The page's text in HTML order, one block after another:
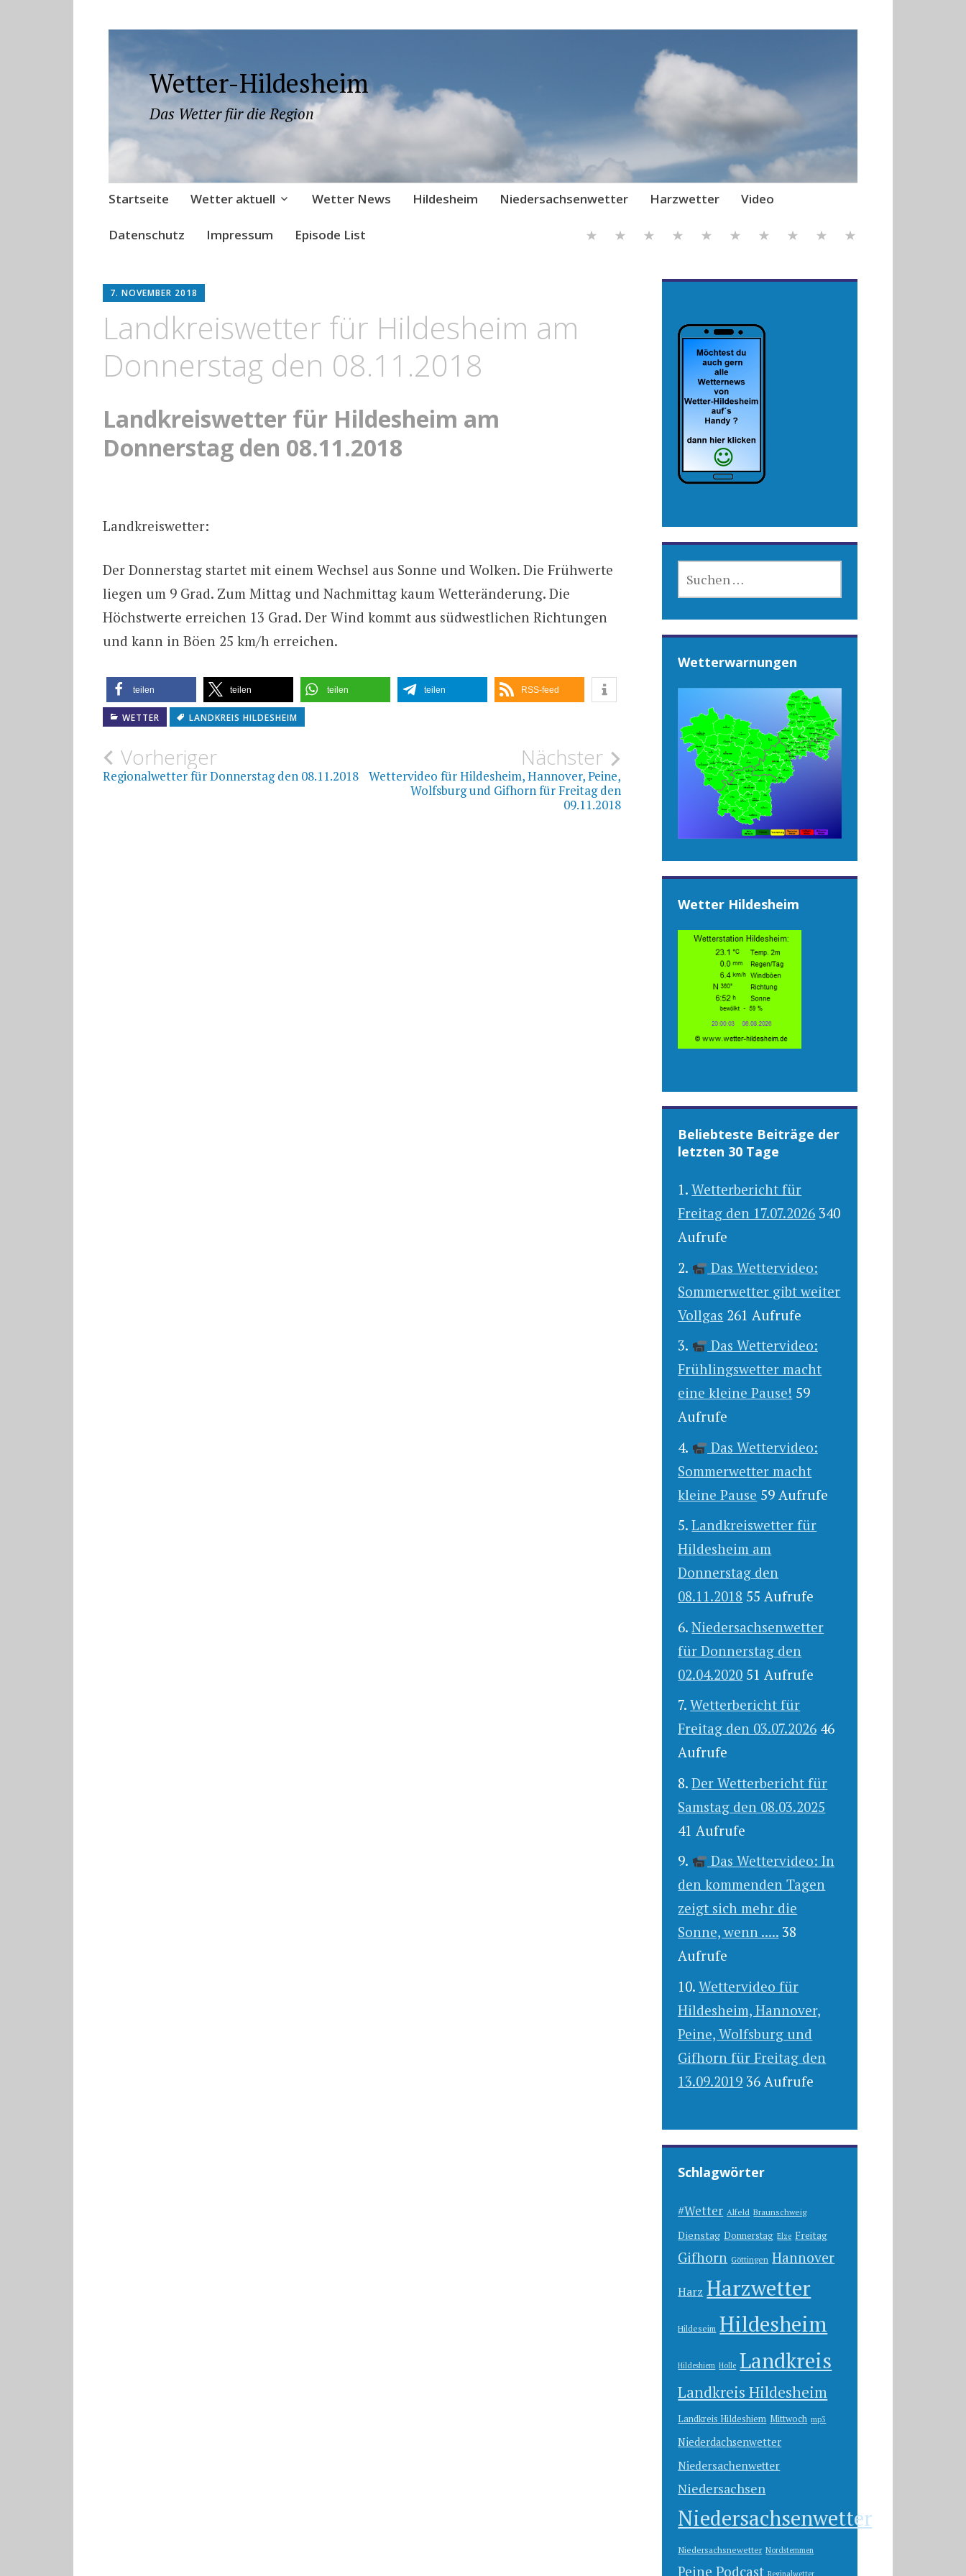
Wetter-Hildesheim
Das Wetter für die Region
Zum
springen
Startseite Wetter aktuell Wetter News Hildesheim Niedersachsenwetter Harzwetter Video
Datenschutz Impressum Episode List
7. NOVEMBER 2018
Landkreiswetter für Hildesheim am
Donnerstag den 08.11.2018
Landkreiswetter für Hildesheim am
Donnerstag den 08.11.2018
Landkreiswetter:
Der Donnerstag startet mit einem Wechsel aus Sonne und Wolken. Die Frühwerte
liegen um 9 Grad. Zum Mittag und Nachmittag kaum Wetteränderung. Die
Höchstwerte erreichen 13 Grad. Der Wind kommt aus südwestlichen Richtungen
und kann in Böen 25 km/h erreichen.
teilen teilen teilen teilen RSS-feed
WETTER LANDKREIS HILDESHEIM
Beitragsnavigation
Vorheriger
Regionalwetter für Donnerstag den 08.11.2018
Nächster
Wettervideo für Hildesheim, Hannover, Peine,
Wolfsburg und Gifhorn für Freitag den
09.11.2018
NACH:
Wetterwarnungen
Wetter Hildesheim
Beliebteste Beiträge der
letzten 30 Tage
Wetterbericht für
Freitag den 17.07.2026 340
Aufrufe
Das Wettervideo:
Sommerwetter gibt weiter
Vollgas 261 Aufrufe
Das Wettervideo:
Frühlingswetter macht
eine kleine Pause! 59
Aufrufe
Das Wettervideo:
Sommerwetter macht
kleine Pause 59 Aufrufe
Landkreiswetter für
Hildesheim am
Donnerstag den
08.11.2018 55 Aufrufe
Niedersachsenwetter
für Donnerstag den
02.04.2020 51 Aufrufe
Wetterbericht für
Freitag den 03.07.2026 46
Aufrufe
Der Wetterbericht für
Samstag den 08.03.2025
41 Aufrufe
Das Wettervideo: In
den kommenden Tagen
zeigt sich mehr die
Sonne, wenn ..... 38
Aufrufe
Wettervideo für
Hildesheim, Hannover,
Peine, Wolfsburg und
Gifhorn für Freitag den
13.09.2019 36 Aufrufe
Schlagwörter
#Wetter Alfeld Braunschweig
Dienstag Donnerstag Elze Freitag
Gifhorn Göttingen Hannover
Harz Harzwetter
Hildeseim Hildesheim
Hildeshiem Holle Landkreis
Landkreis Hildesheim
Landkreis Hildeshiem Mittwoch mp3
Niederdachsenwetter
Niedersachenwetter
Niedersachsen
Niedersachsenwetter
Niedersachsnewetter Nordstemmen
Peine Podcast